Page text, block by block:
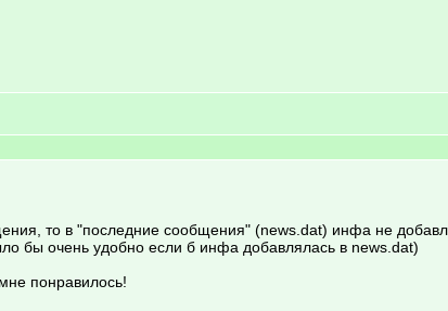
то в "последние сообщения" (news.dat) инфа не
бы очень удобно если б инфа добавлялась в news.dat)
понравилось!